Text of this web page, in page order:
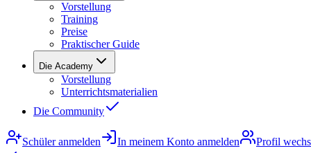
Vorstellung
Training
Preise
Praktischer Guide
Die Academy
Vorstellung
Unterrichtsmaterialien
Die Community
Schüler anmelden In meinem Konto anmelden Profil